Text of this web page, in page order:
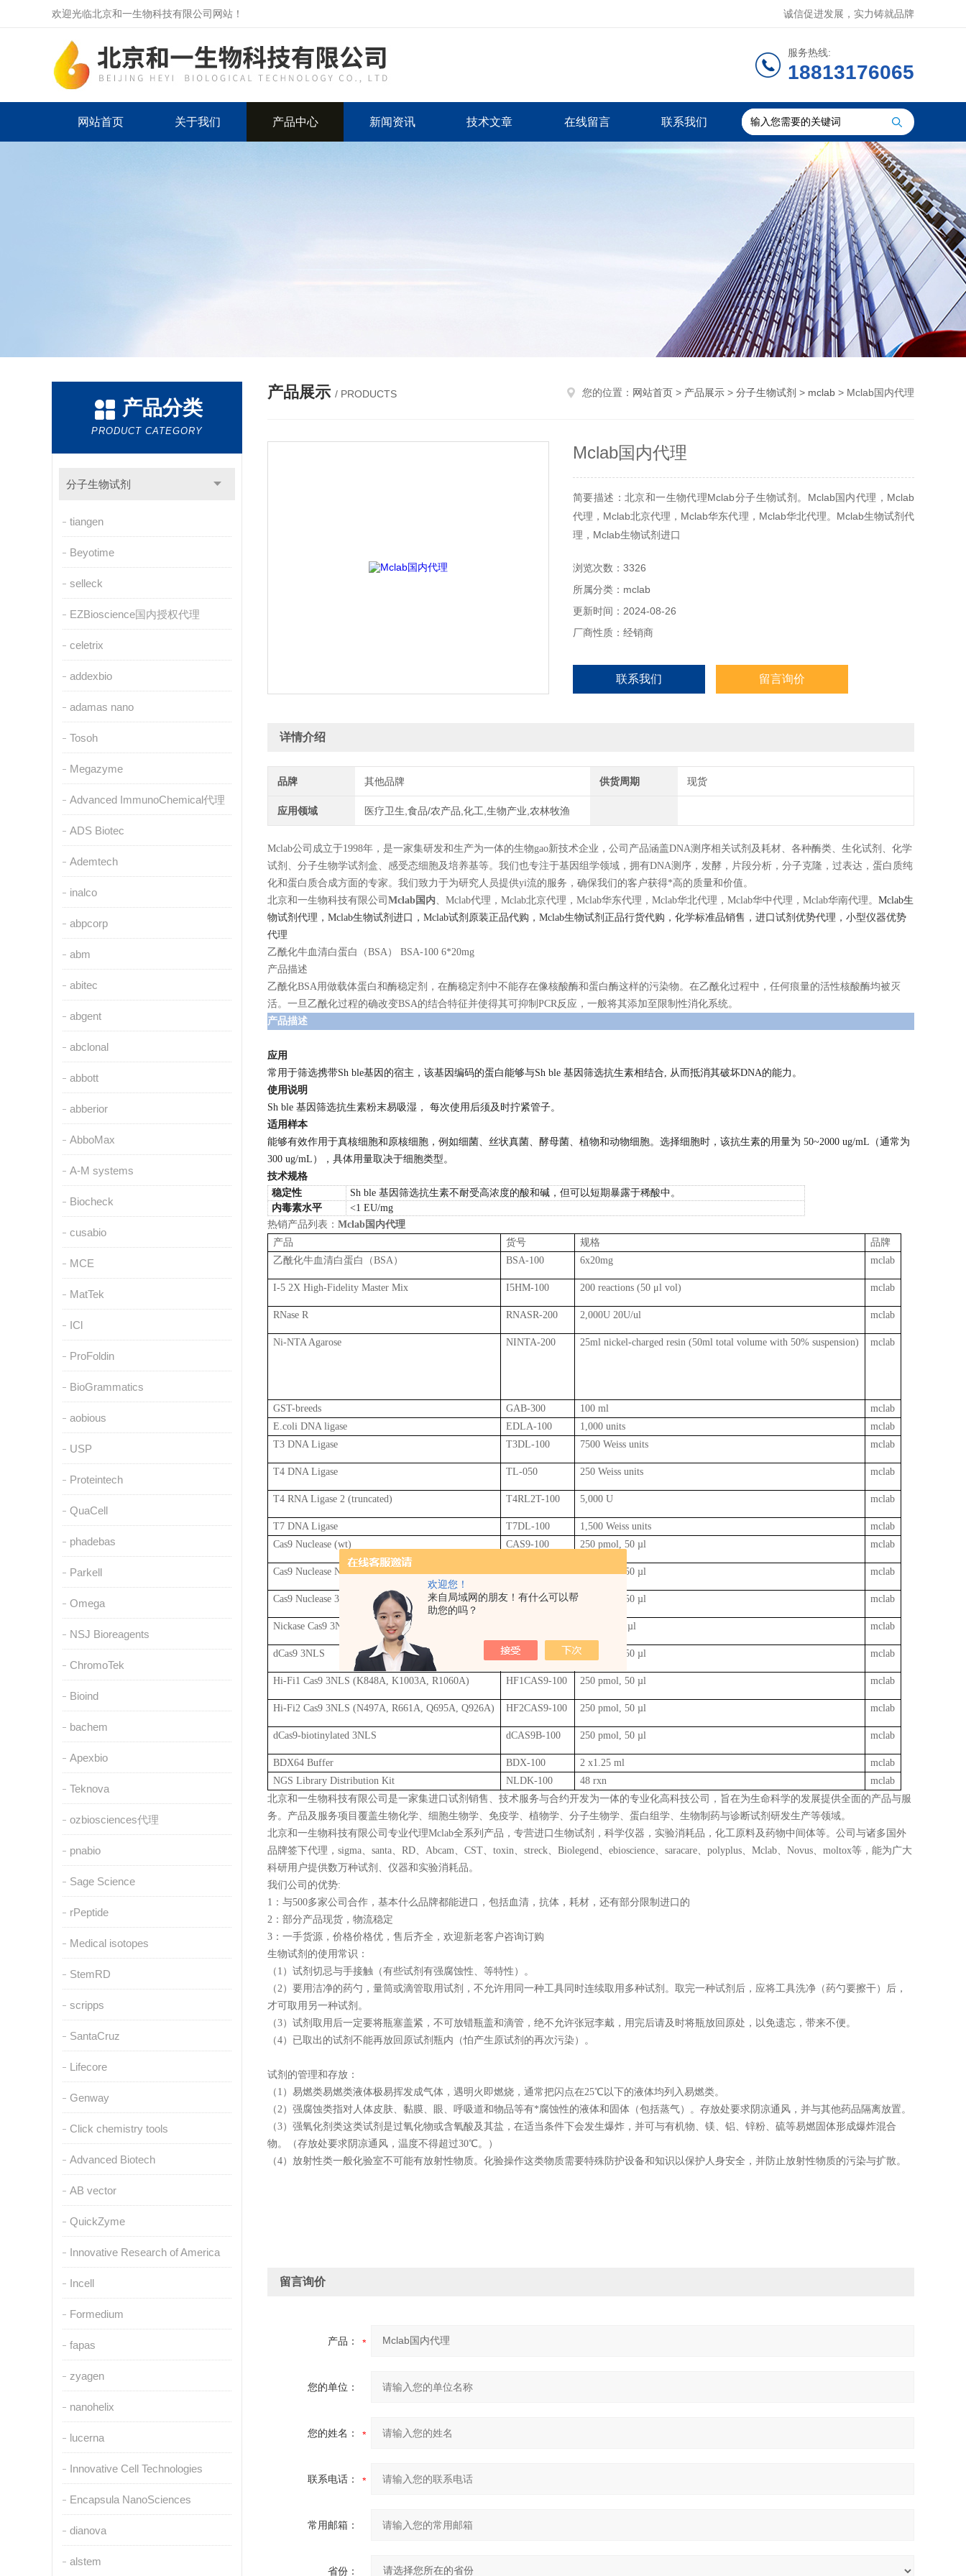
欢迎您！
来自局域网的朋友！有什么可以帮
助您的吗？
欢迎光临北京和一生物科技有限公司网站！ 诚信促进发展，实力铸就品牌
服务热线:
18813176065
网站首页 关于我们 产品中心 新闻资讯 技术文章 在线留言 联系我们
产品分类
PRODUCT CATEGORY
分子生物试剂
tiangen
Beyotime
selleck
EZBioscience国内授权代理
celetrix
addexbio
adamas nano
Tosoh
Megazyme
Advanced ImmunoChemical代理
ADS Biotec
Ademtech
inalco
abpcorp
abm
abitec
abgent
abclonal
abbott
abberior
AbboMax
A-M systems
Biocheck
cusabio
MCE
MatTek
ICl
ProFoldin
BioGrammatics
aobious
USP
Proteintech
QuaCell
phadebas
Parkell
Omega
NSJ Bioreagents
ChromoTek
Bioind
bachem
Apexbio
Teknova
ozbiosciences代理
pnabio
Sage Science
rPeptide
Medical isotopes
StemRD
scripps
SantaCruz
Lifecore
Genway
Click chemistry tools
Advanced Biotech
AB vector
QuickZyme
Innovative Research of America
Incell
Formedium
fapas
zyagen
nanohelix
lucerna
Innovative Cell Technologies
Encapsula NanoSciences
dianova
alstem
产品展示 / PRODUCTS 您的位置： 网站首页 > 产品展示 > 分子生物试剂 > mclab > Mclab国内代理
Mclab国内代理
简要描述：北京和一生物代理Mclab分子生物试剂。Mclab国内代理，Mclab
代理，Mclab北京代理，Mclab华东代理，Mclab华北代理。Mclab生物试剂代
理，Mclab生物试剂进口
浏览次数：3326
所属分类：mclab
更新时间：2024-08-26
厂商性质：经销商
联系我们 留言询价
详情介绍
品牌 其他品牌 供货周期 现货
应用领域 医疗卫生,食品/农产品,化工,生物产业,农林牧渔
Mclab公司成立于1998年，是一家集研发和生产为一体的生物gao新技术企业，公司产品涵盖DNA测序相关试剂及耗材、各种酶类、生化试剂、化学
试剂、分子生物学试剂盒、感受态细胞及培养基等。我们也专注于基因组学领域，拥有DNA测序，发酵，片段分析，分子克隆，过表达，蛋白质纯
化和蛋白质合成方面的专家。我们致力于为研究人员提供yi流的服务，确保我们的客户获得*高的质量和价值。
北京和一生物科技有限公司 Mclab国内、Mclab代理，Mclab北京代理，Mclab华东代理，Mclab华北代理，Mclab华中代理，Mclab华南代理。 Mclab生
物试剂代理，Mclab生物试剂进口，Mclab试剂原装正品代购，Mclab生物试剂正品行货代购，化学标准品销售，进口试剂优势代理，小型仪器优势
代理
乙酰化牛血清白蛋白（BSA） BSA-100 6*20mg
产品描述
乙酰化BSA用做载体蛋白和酶稳定剂，在酶稳定剂中不能存在像核酸酶和蛋白酶这样的污染物。在乙酰化过程中，任何痕量的活性核酸酶均被灭
活。一旦乙酰化过程的确改变BSA的结合特征并使得其可抑制PCR反应，一般将其添加至限制性消化系统。
产品描述
应用
常用于筛选携带Sh ble基因的宿主，该基因编码的蛋白能够与Sh ble 基因筛选抗生素相结合, 从而抵消其破坏DNA的能力。
使用说明
Sh ble 基因筛选抗生素粉末易吸湿，
每次使用后须及时拧紧管子。
适用样本
能够有效作用于真核细胞和原核细胞，例如细菌、丝状真菌、酵母菌、植物和动物细胞。选择细胞时，该抗生素的用量为 50~2000 ug/mL（通常为
300 ug/mL），具体用量取决于细胞类型。
技术规格
稳定性
Sh ble 基因筛选抗生素不耐受高浓度的酸和碱，但可以短期暴露于稀酸中。
内毒素水平
<1 EU/mg
热销产品列表： Mclab国内代理
产品
货号 规格
品牌
乙酰化牛血清白蛋白（BSA）
BSA-100 6x20mg mclab
I-5 2X High-Fidelity Master Mix I5HM-100 200 reactions (50 μl vol) mclab
RNase R RNASR-200 2,000U 20U/ul mclab
Ni-NTA Agarose NINTA-200 25ml nickel-charged resin (50ml total volume with 50% suspension) mclab
GST-breeds GAB-300 100 ml
mclab
E.coli DNA ligase
EDLA-100 1,000 units
mclab
T3 DNA Ligase
T3DL-100 7500 Weiss units mclab
T4 DNA Ligase TL-050 250 Weiss units mclab
T4 RNA Ligase 2 (truncated) T4RL2T-100 5,000 U mclab
T7 DNA Ligase T7DL-100 1,500 Weiss units
mclab
Cas9 Nuclease (wt)
CAS9-100 250 pmol, 50 µl mclab
Cas9 Nuclease NLS CAS9N-100 250 pmol, 50 µl mclab
Cas9 Nuclease 3NLS CAS9N3-100 250 pmol, 50 µl mclab
Nickase Cas9 3NLS 1 nmol, 50 µl mclab
dCas9 3NLS dCAS9-100 250 pmol, 50 µl mclab
Hi-Fi1 Cas9 3NLS (K848A, K1003A, R1060A) HF1CAS9-100 250 pmol, 50 µl mclab
Hi-Fi2 Cas9 3NLS (N497A, R661A, Q695A, Q926A) HF2CAS9-100 250 pmol, 50 µl mclab
dCas9-biotinylated 3NLS dCAS9B-100 250 pmol, 50 µl mclab
BDX64 Buffer BDX-100 2 x1.25 ml
mclab
NGS Library Distribution Kit
NLDK-100 48 rxn
mclab
北京和一生物科技有限公司是一家集进口试剂销售、技术服务与合约开发为一体的专业化高科技公司，旨在为生命科学的发展提供全面的产品与服
务。产品及服务项目覆盖生物化学、细胞生物学、免疫学、植物学、分子生物学、蛋白组学、生物制药与诊断试剂研发生产等领域。
北京和一生物科技有限公司专业代理Mclab全系列产品，专营进口生物试剂，科学仪器，实验消耗品，化工原料及药物中间体等。公司与诸多国外
品牌签下代理，sigma、santa、RD、Abcam、CST、toxin、streck、Biolegend、ebioscience、saracare、polyplus、Mclab、Novus、moltox等，能为广大
科研用户提供数万种试剂、仪器和实验消耗品。
我们公司的优势:
1：与500多家公司合作，基本什么品牌都能进口，包括血清，抗体，耗材，还有部分限制进口的
2：部分产品现货，物流稳定
3：一手货源，价格价格优，售后齐全，欢迎新老客户咨询订购
生物试剂的使用常识：
（1）试剂切忌与手接触（有些试剂有强腐蚀性、等特性）。
（2）要用洁净的药勺，量筒或滴管取用试剂，不允许用同一种工具同时连续取用多种试剂。取完一种试剂后，应将工具洗净（药勺要擦干）后，
才可取用另一种试剂。
（3）试剂取用后一定要将瓶塞盖紧，不可放错瓶盖和滴管，绝不允许张冠李戴，用完后请及时将瓶放回原处，以免遗忘，带来不便。
（4）已取出的试剂不能再放回原试剂瓶内（怕产生原试剂的再次污染）。
试剂的管理和存放：
（1）易燃类易燃类液体极易挥发成气体，遇明火即燃烧，通常把闪点在25℃以下的液体均列入易燃类。
（2）强腐蚀类指对人体皮肤、黏膜、眼、呼吸道和物品等有*腐蚀性的液体和固体（包括蒸气）。存放处要求阴凉通风，并与其他药品隔离放置。
（3）强氧化剂类这类试剂是过氧化物或含氧酸及其盐，在适当条件下会发生爆炸，并可与有机物、镁、铝、锌粉、硫等易燃固体形成爆炸混合
物。（存放处要求阴凉通风，温度不得超过30℃。）
（4）放射性类一般化验室不可能有放射性物质。化验操作这类物质需要特殊防护设备和知识以保护人身安全，并防止放射性物质的污染与扩散。
留言询价
产品：
您的单位：
您的姓名：
联系电话：
常用邮箱：
省份：